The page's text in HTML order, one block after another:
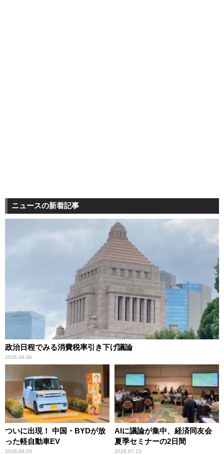
ニュースの新着記事
政治日程でみる消費税率引き下げ議論
2026.08.06
ついに出現！ 中国・BYDが放
った軽自動車EV
2026.08.03
AIに議論が集中、経済同友会
夏季セミナーの2日間
2026.07.23